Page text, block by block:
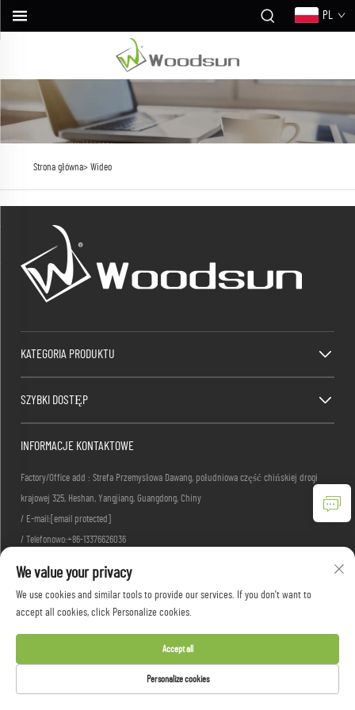
PL
Strona główna> Wideo
KATEGORIA PRODUKTU
SZYBKI DOSTĘP
INFORMACJE KONTAKTOWE
Factory/Office add : Strefa Przemysłowa Dawang, południowa część chińskiej drogi
krajowej 325, Heshan, Yangjiang, Guangdong, Chiny
/ E-mail: [email protected]
/ Telefonowo:+86-13376626036
We value your privacy
We use cookies and similar tools to provide our services. If you don't want to
accept all cookies, click Personalize cookies.
Personalize cookies
Accept all